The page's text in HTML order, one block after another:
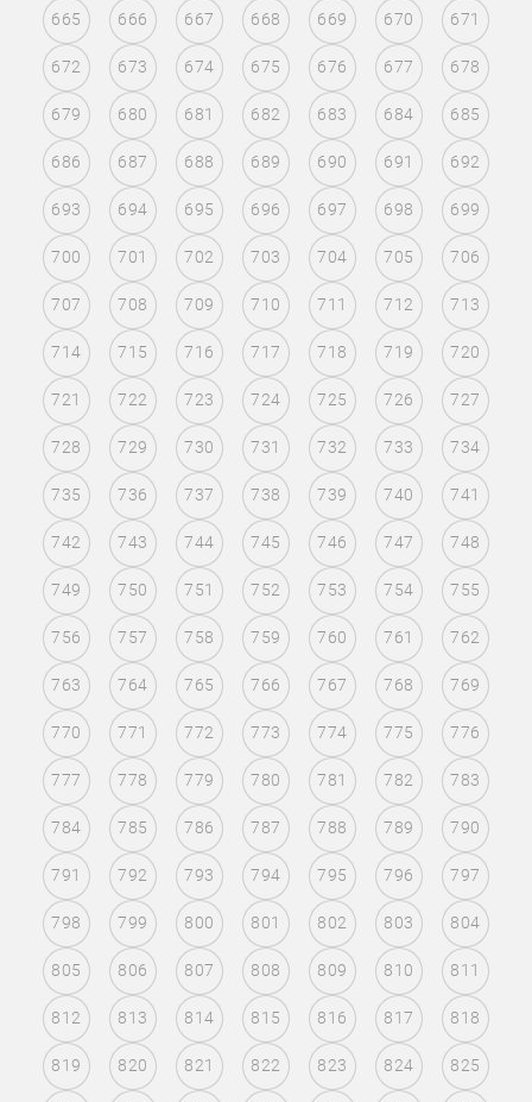
665 666 667 668 669 670 671
672 673 674 675 676 677 678
679 680 681 682 683 684 685
686 687 688 689 690 691 692
693 694 695 696 697 698 699
700 701 702 703 704 705 706
707 708 709 710 711 712 713
714 715 716 717 718 719 720
721 722 723 724 725 726 727
728 729 730 731 732 733 734
735 736 737 738 739 740 741
742 743 744 745 746 747 748
749 750 751 752 753 754 755
756 757 758 759 760 761 762
763 764 765 766 767 768 769
770 771 772 773 774 775 776
777 778 779 780 781 782 783
784 785 786 787 788 789 790
791 792 793 794 795 796 797
798 799 800 801 802 803 804
805 806 807 808 809 810 811
812 813 814 815 816 817 818
819 820 821 822 823 824 825